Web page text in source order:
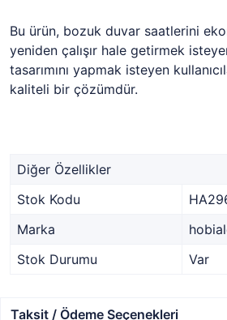
Bu ürün, bozuk duvar saatlerini
yeniden çalışır hale getirmek
tasarımını yapmak isteyen
kaliteli bir çözümdür.
Diğer Özellikler
Stok Kodu
Marka
Stok Durumu
Var
Taksit / Ödeme Seçenekleri